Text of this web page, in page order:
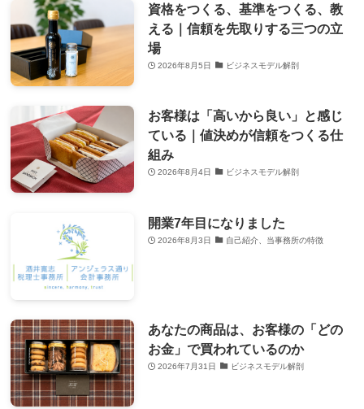
資格をつくる、基準をつくる、教
える｜信頼を先取りする三つの立
場
2026年8月5日 ビジネスモデル解剖
お客様は「高いから良い」と感じ
ている｜値決めが信頼をつくる仕
組み
2026年8月4日 ビジネスモデル解剖
開業7年目になりました
2026年8月3日 自己紹介、当事務所の特徴
あなたの商品は、お客様の「どの
お金」で買われているのか
2026年7月31日 ビジネスモデル解剖